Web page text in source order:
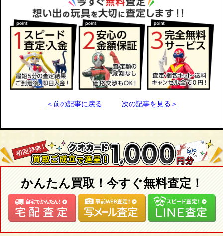
＜前の記事に戻る 次の記事を見る＞
かんたん買取！今すぐ無料査定！